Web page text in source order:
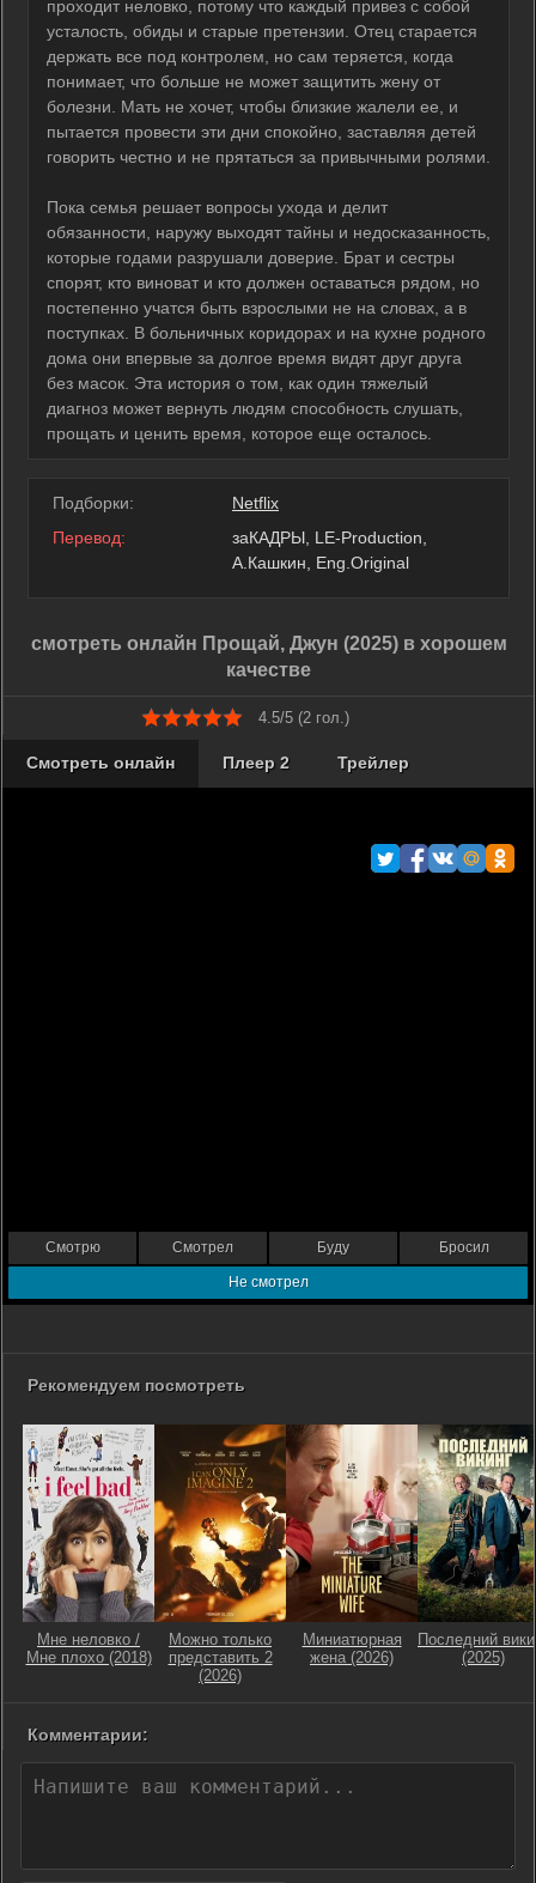
проходит неловко, потому что каждый привез с собой
усталость, обиды и старые претензии. Отец старается
держать все под контролем, но сам теряется, когда
понимает, что больше не может защитить жену от
болезни. Мать не хочет, чтобы близкие жалели ее, и
пытается провести эти дни спокойно, заставляя детей
говорить честно и не прятаться за привычными ролями.
Пока семья решает вопросы ухода и делит
обязанности, наружу выходят тайны и недосказанность,
которые годами разрушали доверие. Брат и сестры
спорят, кто виноват и кто должен оставаться рядом, но
постепенно учатся быть взрослыми не на словах, а в
поступках. В больничных коридорах и на кухне родного
дома они впервые за долгое время видят друг друга
без масок. Эта история о том, как один тяжелый
диагноз может вернуть людям способность слушать,
прощать и ценить время, которое еще осталось.
Подборки:
Netflix
Перевод:
заКАДРЫ, LE-Production,
А.Кашкин, Eng.Original
смотреть онлайн Прощай, Джун (2025) в хорошем
качестве
4.5/5 (2гол.)
Смотреть онлайн Плеер 2 Трейлер
Смотрю Смотрел Буду Бросил
Не смотрел
Рекомендуем посмотреть
Мне неловко /
Мне плохо (2018)
Можно только
представить 2
(2026)
Миниатюрная
жена (2026)
Последний
(2025)
Комментарии: